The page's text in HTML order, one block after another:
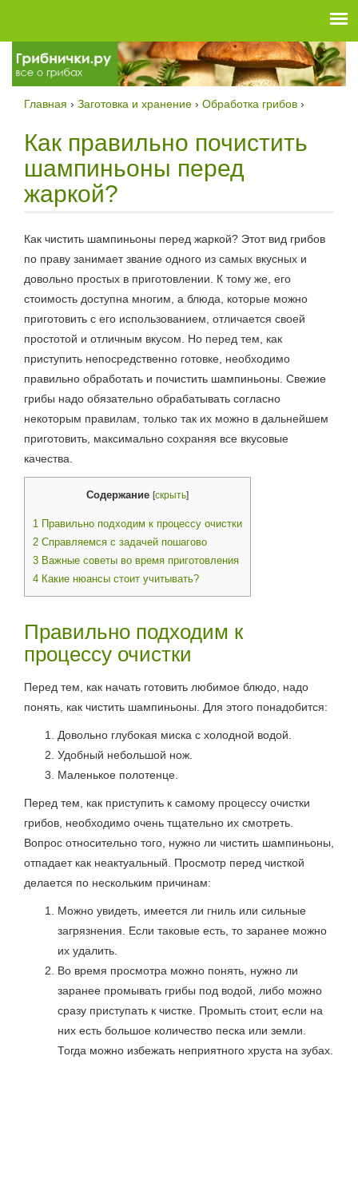
content
Главная › Заготовка и хранение › Обработка грибов
Как правильно почистить
шампиньоны перед
жаркой?
Как чистить шампиньоны перед жаркой? Этот вид грибов
по праву занимает звание одного из самых вкусных и
довольно простых в приготовлении. К тому же, его
стоимость доступна многим, а блюда, которые можно
приготовить с его использованием, отличается своей
простотой и отличным вкусом. Но перед тем, как
приступить непосредственно готовке, необходимо
правильно обработать и почистить шампиньоны. Свежие
грибы надо обязательно обрабатывать согласно
некоторым правилам, только так их можно в дальнейшем
приготовить, максимально сохраняя все вкусовые
качества.
Содержание [скрыть]
1 Правильно подходим к процессу очистки
2 Справляемся с задачей пошагово
3 Важные советы во время приготовления
4 Какие нюансы стоит учитывать?
Правильно подходим к
процессу очистки
Перед тем, как начать готовить любимое блюдо, надо
понять, как чистить шампиньоны. Для этого понадобится:
Довольно глубокая миска с холодной водой.
Удобный небольшой нож.
Маленькое полотенце.
Перед тем, как приступить к самому процессу очистки
грибов, необходимо очень тщательно их смотреть.
Вопрос относительно того, нужно ли чистить шампиньоны,
отпадает как неактуальный. Просмотр перед чисткой
делается по нескольким причинам:
Можно увидеть, имеется ли гниль или сильные
загрязнения. Если таковые есть, то заранее можно
их удалить.
Во время просмотра можно понять, нужно ли
заранее промывать грибы под водой, либо можно
сразу приступать к чистке. Промыть стоит, если на
них есть большое количество песка или земли.
Тогда можно избежать неприятного хруста на зубах.